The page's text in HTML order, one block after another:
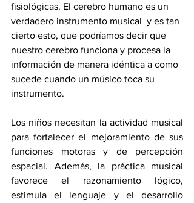
fisiológicas. El cerebro humano es un
verdadero instrumento musical  y es tan
cierto esto, que podríamos decir que
nuestro cerebro funciona y procesa la
información de manera idéntica a como
sucede cuando un músico toca su
instrumento.
Los niños necesitan la actividad musical
para fortalecer el mejoramiento de sus
funciones motoras y de percepción
espacial. Además, la práctica musical
favorece el razonamiento lógico,
estimula el lenguaje y el desarrollo